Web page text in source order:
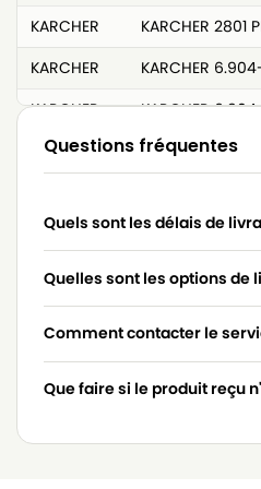
KARCHER
KARCHER 2801
KARCHER
KARCHER
KARCHER
KARCHER
KARCHER
KARCHER 6.904-
KARCHER
KARCHER
KARCHER
KARCHER
KARCHER
KARCHER
KARCHER
KARCHER
KARCHER
KARCHER
Questions fréquentes
Quels sont les délais de
Quelles sont les options de
Comment contacter le
Que faire si le produit reçu